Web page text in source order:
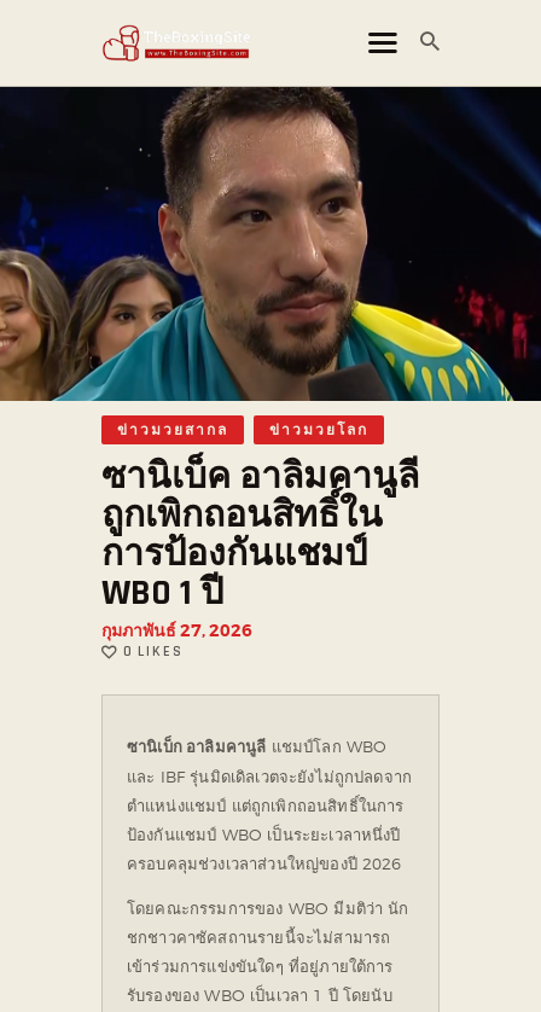
THEBOXINGSITE
ข่าวมวยไทย
ข่าวมวยสากล
ข่าวมวย MMA
ข่าวมวยโลก
คลิปไฮไลท์
ติดต่อเรา
สารบัญเว็บไซต์
ข่าวมวยสากล ข่าวมวยโลก
ซานิเบ็ค อาลิมคานูลี
ถูกเพิกถอนสิทธิ์ใน
การป้องกันแชมป์
WBO 1 ปี
กุมภาพันธ์ 27, 2026
0 LIKES
ซานิเบ็ก อาลิมคานูลี แชมป์โลก WBO
และ IBF รุ่นมิดเดิลเวตจะยังไม่ถูกปลดจาก
ตำแหน่งแชมป์ แต่ถูกเพิกถอนสิทธิ์ในการ
ป้องกันแชมป์ WBO เป็นระยะเวลาหนึ่งปี
ครอบคลุมช่วงเวลาส่วนใหญ่ของปี 2026
โดยคณะกรรมการของ WBO มีมติว่า นัก
ชกชาวคาซัคสถานรายนี้จะไม่สามารถ
เข้าร่วมการแข่งขันใดๆ ที่อยู่ภายใต้การ
รับรองของ WBO เป็นเวลา 1 ปี โดยนับ